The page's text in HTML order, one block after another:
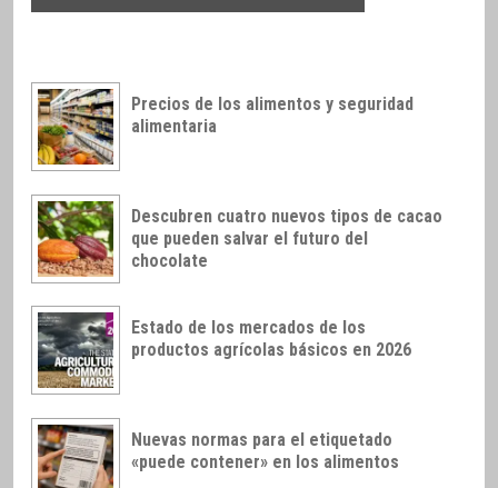
Precios de los alimentos y seguridad
alimentaria
Descubren cuatro nuevos tipos de cacao
que pueden salvar el futuro del
chocolate
Estado de los mercados de los
productos agrícolas básicos en 2026
Nuevas normas para el etiquetado
«puede contener» en los alimentos